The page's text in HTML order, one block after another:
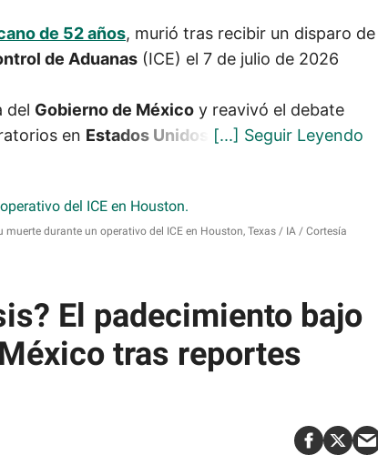
durante un operativo del ICE en Houston, Texas IA / Cortesía
de 52 años, murió tras recibir un disparo de
de Aduanas (ICE) el 7 de julio de 2026
del Gobierno de México y reavivó el debate
en Estados Unidos
El padecimiento bajo
tras reportes